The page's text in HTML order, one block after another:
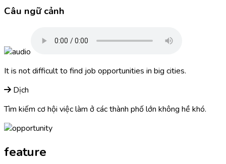
Câu ngữ cảnh
It is not difficult to find job opportunities in big cities.
Dịch
Tìm kiếm cơ hội việc làm ở các thành phố lớn không hề khó.
feature